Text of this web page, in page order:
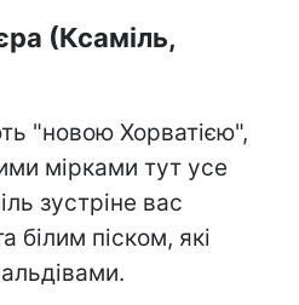
(Ксаміль,
"новою Хорватією",
мірками тут усе
зустріне вас
білим піском, які